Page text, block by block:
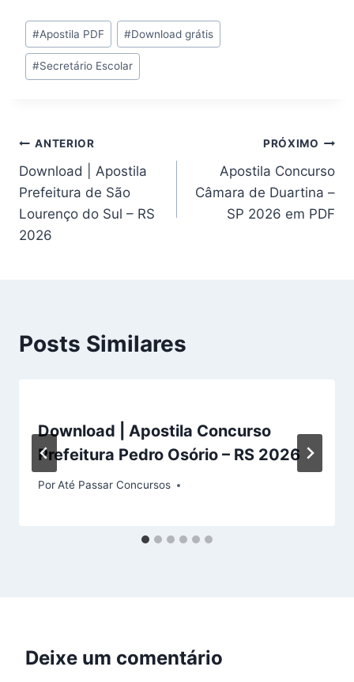
Tags
do
Post:
#Apostila PDF #Download grátis
#Secretário Escolar
Navegação
de
Post
ANTERIOR
Download | Apostila
Prefeitura de São
Lourenço do Sul – RS
2026
PRÓXIMO
Apostila Concurso
Câmara de Duartina –
SP 2026 em PDF
Posts Similares
Download | Apostila Concurso
Prefeitura Pedro Osório – RS 2026
PorAté Passar Concursos
Deixe um comentário